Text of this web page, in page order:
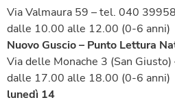
Via Valmaura 59 – tel. 040
dalle 10.00 alle 12.00 (0-6 anni)
Nuovo Guscio – Punto Lettura
Via delle Monache 3 (San
dalle 17.00 alle 18.00 (0-6 anni)
lunedì 14